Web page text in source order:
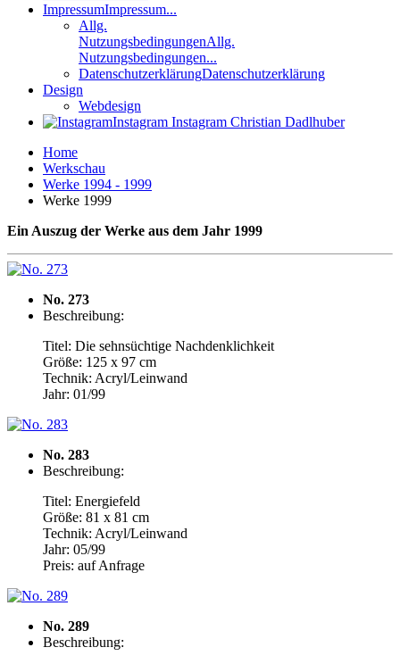
ImpressumImpressum...
Allg.
NutzungsbedingungenAllg.
Nutzungsbedingungen...
DatenschutzerklärungDatenschutzerklärung
Design
Webdesign
Instagram Instagram Christian Dadlhuber
Home
Werkschau
Werke 1994 - 1999
Werke 1999
Ein Auszug der Werke aus dem Jahr 1999
No. 273
Beschreibung:
Titel: Die sehnsüchtige Nachdenklichkeit
Größe: 125 x 97 cm
Technik: Acryl/Leinwand
Jahr: 01/99
No. 283
Beschreibung:
Titel: Energiefeld
Größe: 81 x 81 cm
Technik: Acryl/Leinwand
Jahr: 05/99
Preis: auf Anfrage
No. 289
Beschreibung: